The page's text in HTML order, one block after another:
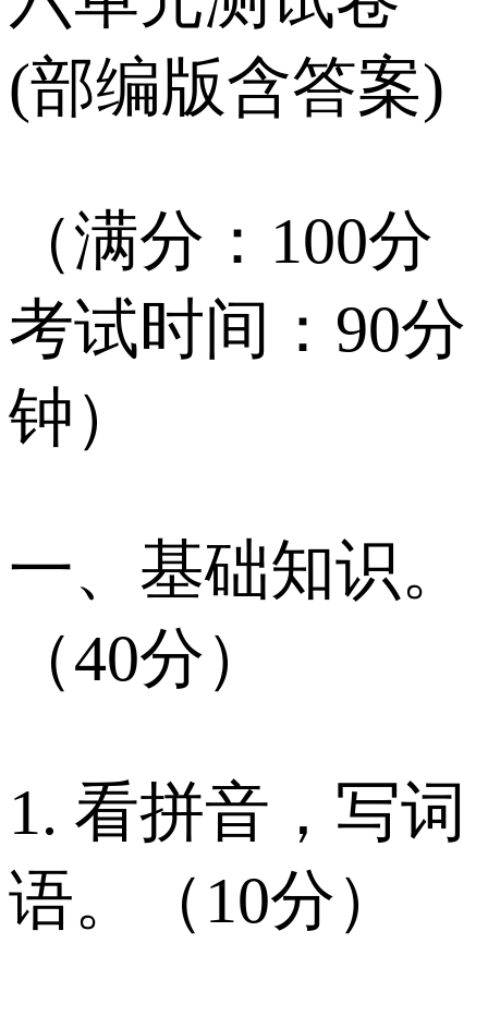
(部编版含答案)
（满分：100分
考试时间：90分
钟）
一、基础知识。
（40分）
1. 看拼音，写词
语。（10分）